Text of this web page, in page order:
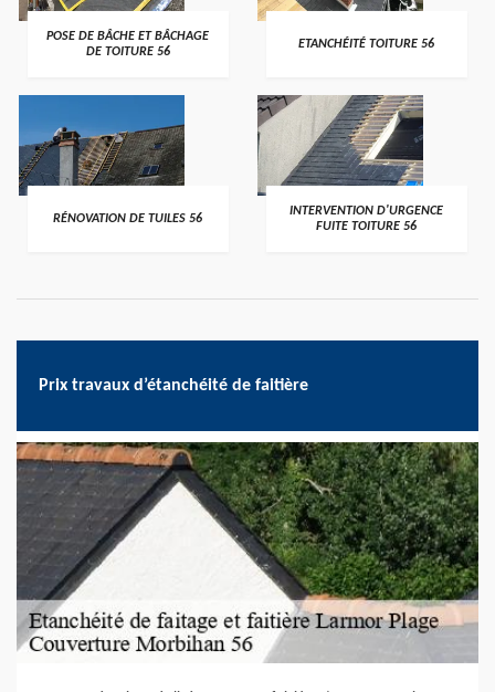
>
POSE DE BÂCHE ET BÂCHAGE
DE TOITURE 56
>
ETANCHÉITÉ TOITURE 56
>
RÉNOVATION DE TUILES 56 >
INTERVENTION D'URGENCE
FUITE TOITURE 56
Prix travaux d’étanchéité de faitière